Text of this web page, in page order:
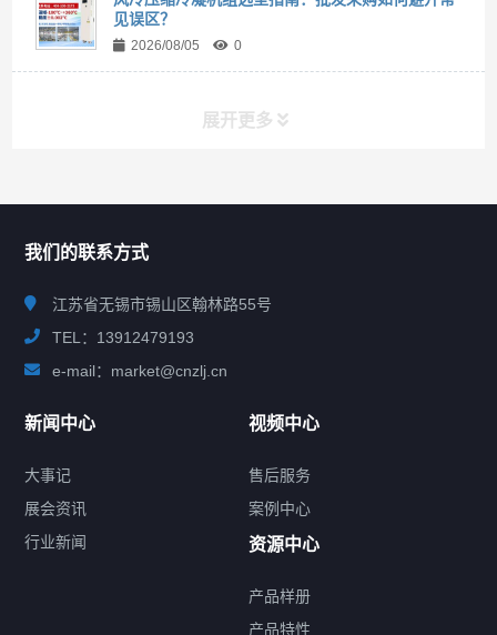
见误区？
2026/08/05 0
展开更多
提交您的需求，免费获取产品资料
我们的联系方式
江苏省无锡市锡山区翰林路55号
TEL：13912479193
e-mail：market@cnzlj.cn
新闻中心
大事记
展会资讯
行业新闻
视频中心
售后服务
案例中心
资源中心
产品样册
产品特性